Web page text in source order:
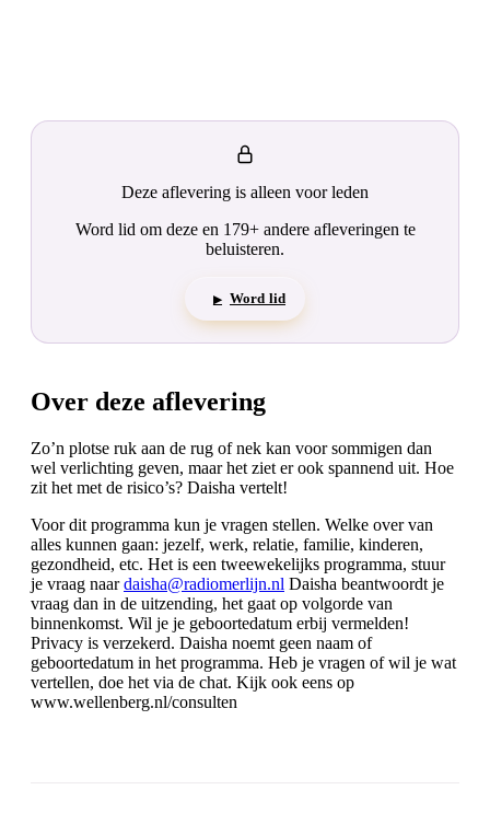
Deze aflevering is alleen voor leden
Word lid om deze en 179+ andere afleveringen te
beluisteren.
▶ Word lid
Over deze aflevering
Zo’n plotse ruk aan de rug of nek kan voor sommigen dan
wel verlichting geven, maar het ziet er ook spannend uit. Hoe
zit het met de risico’s? Daisha vertelt!
Voor dit programma kun je vragen stellen. Welke over van
alles kunnen gaan: jezelf, werk, relatie, familie, kinderen,
gezondheid, etc. Het is een tweewekelijks programma, stuur
je vraag naardaisha@radiomerlijn.nl Daisha beantwoordt je
vraag dan in de uitzending, het gaat op volgorde van
binnenkomst. Wil je je geboortedatum erbij vermelden!
Privacy is verzekerd. Daisha noemt geen naam of
geboortedatum in het programma. Heb je vragen of wil je wat
vertellen, doe het via de chat. Kijk ook eens op
www.wellenberg.nl/consulten